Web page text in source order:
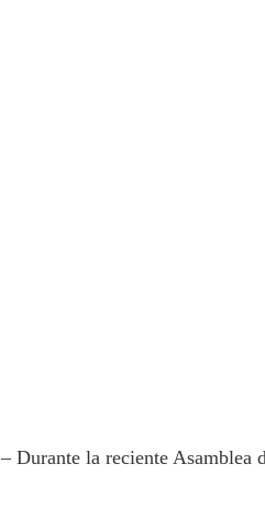
Durante la reciente